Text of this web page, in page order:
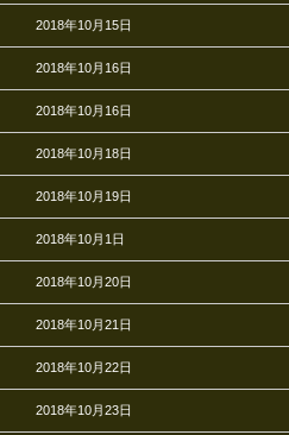
2018年10月15日
2018年10月16日
2018年10月16日
2018年10月18日
2018年10月19日
2018年10月1日
2018年10月20日
2018年10月21日
2018年10月22日
2018年10月23日